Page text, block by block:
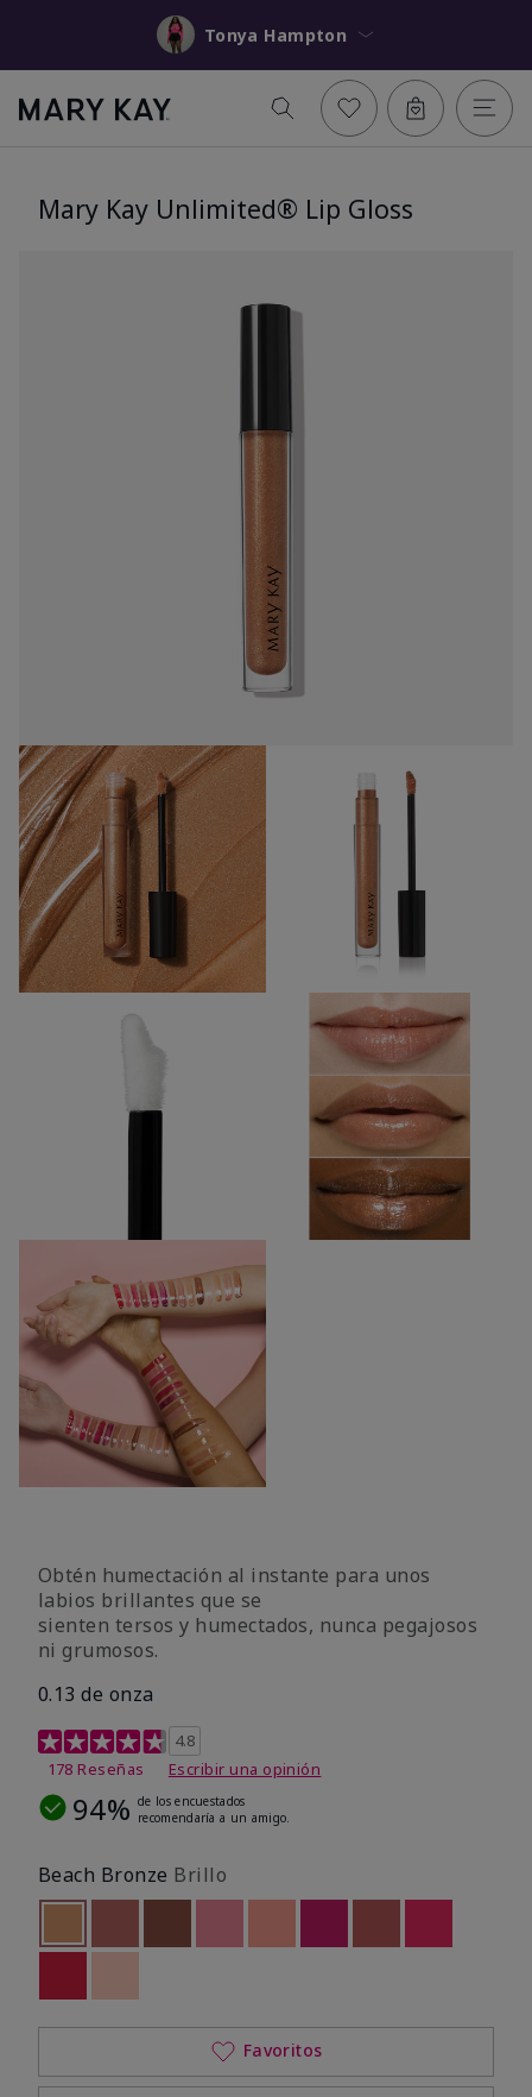
Tonya Hampton
Mary Kay Unlimited® Lip Gloss
Obtén humectación al instante para unos
labios brillantes que se
sienten tersos y humectados, nunca pegajosos
ni grumosos.
0.13 de onza
Calificación de clientes de 4,2 de 5
4.8
178 Reseñas
Escribir una opinión
94% de los encuestados
recomendaría a un amigo.
Beach Bronze Brillo
seleccionado
Out of stock
Favoritos